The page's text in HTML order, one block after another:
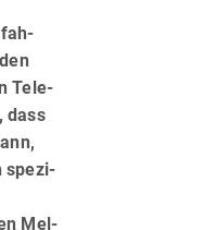
Tele­
dass
spezi­
Mel­